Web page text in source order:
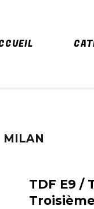
MILAN
TDF E9 /